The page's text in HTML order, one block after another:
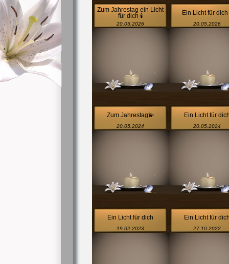
Zum Jahrestag ein Licht
für dich 🕯
20.05.2026
Ein Licht für dich
20.05.2026
Zum Jahrestag💫
20.05.2024
Ein Licht für
20.05.2024
Ein Licht für dich
19.02.2023
Ein Licht für
27.10.2022